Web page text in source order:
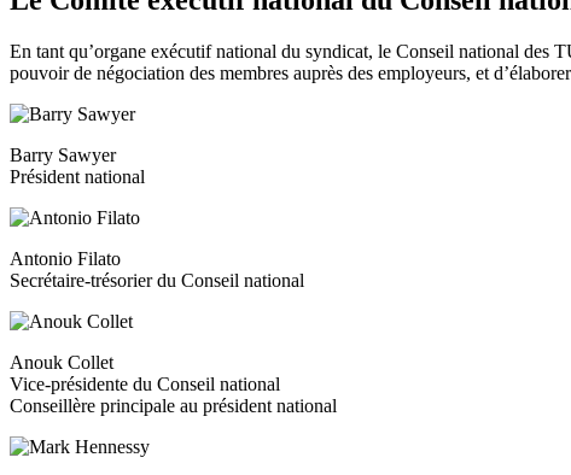
En tant qu’organe exécutif national du syndicat, le Conseil national des
pouvoir de négociation des membres auprès des employeurs, et
Barry Sawyer
Président national
Antonio Filato
Secrétaire-trésorier du Conseil national
Anouk Collet
Vice-présidente du Conseil national
Conseillère principale au président national